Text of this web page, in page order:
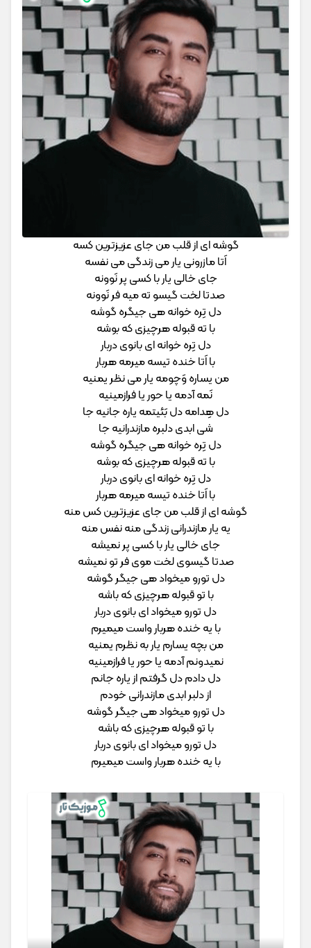
گوشه ای از قلب من جای عزیزترین کسه
اَتا مازرونی یار می زندگی می نفسه
جای خالی یار با کسی پر نَوونه
صدتا لخت گیسو ته میه فر نَوونه
دل تِره خوانه هی جیگره گوشه
با ته قبوله هرچیزی که بوشه
دل تِره خوانه ای بانوی دربار
با اَتا خنده تیسه میرمه هربار
من یساره وَچومه یار می نظر یمنیه
نَمه آدمه یا حور یا فرازمینیه
دل هِدامه دل بَئیتمه یاره جانیه جا
شی ابدی دلبره مازندرانیه جا
دل تِره خوانه هی جیگره گوشه
با ته قبوله هرچیزی که بوشه
دل تِره خوانه ای بانوی دربار
با اَتا خنده تیسه میرمه هربار
گوشه ای از قلب من جای عزیزترین کس منه
یه یار مازندرانی زندگی منه نفس منه
جای خالی یار با کسی پر نمیشه
صدتا گیسوی لخت موی فر تو نمیشه
دل تورو میخواد هی جیگر گوشه
با تو قبوله هرچیزی که باشه
دل تورو میخواد ای بانوی دربار
با یه خنده هربار واست میمیرم
من بچه یسارم یار به نظرم یمنیه
نمیدونم آدمه یا حور یا فرازمینیه
دل دادم دل گرفتم از یاره جانم
از دلبر ابدی مازندرانی خودم
دل تورو میخواد هی جیگر گوشه
با تو قبوله هرچیزی که باشه
دل تورو میخواد ای بانوی دربار
با یه خنده هربار واست میمیرم